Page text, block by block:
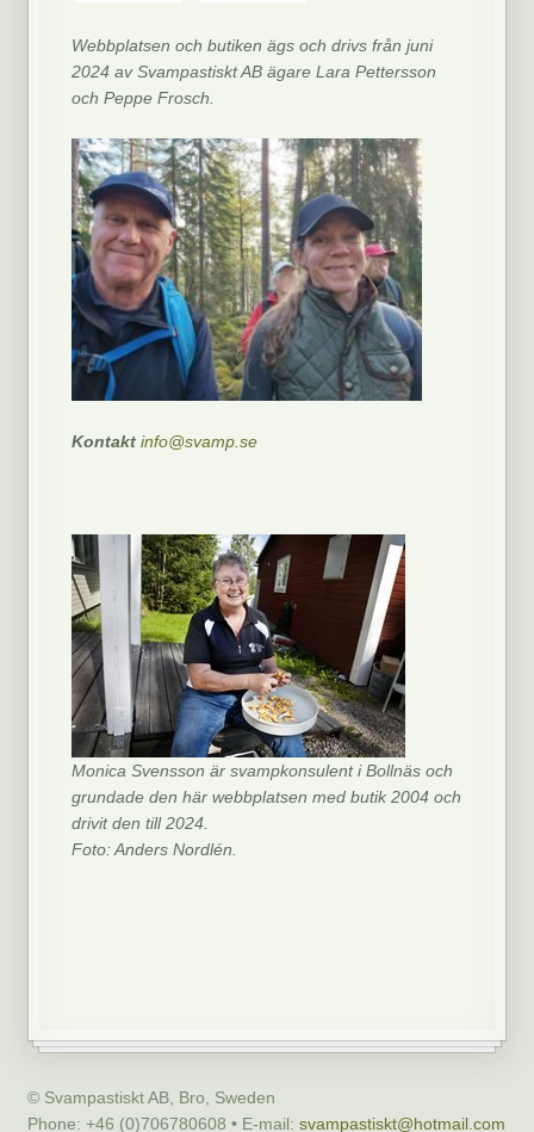
Webbplatsen och butiken ägs och drivs från juni
2024 av Svampastiskt AB ägare Lara Pettersson
och Peppe Frosch.
Kontaktinfo@svamp.se
Monica Svensson är svampkonsulent i Bollnäs och
grundade den här webbplatsen med butik 2004 och
drivit den till 2024.
Foto: Anders Nordlén.
© Svampastiskt AB, Bro, Sweden
Phone: +46 (0)706780608 • E-mail: svampastiskt@hotmail.com